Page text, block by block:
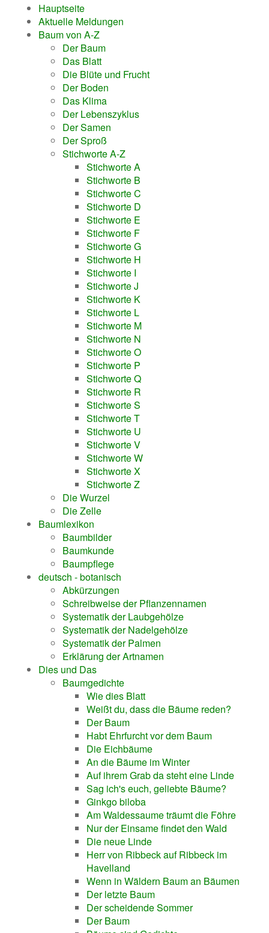
Hauptseite
Aktuelle Meldungen
Baum von A-Z
Der Baum
Das Blatt
Die Blüte und Frucht
Der Boden
Das Klima
Der Lebenszyklus
Der Samen
Der Sproß
Stichworte A-Z
Stichworte A
Stichworte B
Stichworte C
Stichworte D
Stichworte E
Stichworte F
Stichworte G
Stichworte H
Stichworte I
Stichworte J
Stichworte K
Stichworte L
Stichworte M
Stichworte N
Stichworte O
Stichworte P
Stichworte Q
Stichworte R
Stichworte S
Stichworte T
Stichworte U
Stichworte V
Stichworte W
Stichworte X
Stichworte Z
Die Wurzel
Die Zelle
Baumlexikon
Baumbilder
Baumkunde
Baumpflege
deutsch - botanisch
Abkürzungen
Schreibweise der Pflanzennamen
Systematik der Laubgehölze
Systematik der Nadelgehölze
Systematik der Palmen
Erklärung der Artnamen
Dies und Das
Baumgedichte
Wie dies Blatt
Weißt du, dass die Bäume reden?
Der Baum
Habt Ehrfurcht vor dem Baum
Die Eichbäume
An die Bäume im Winter
Auf ihrem Grab da steht eine Linde
Sag ich's euch, geliebte Bäume?
Ginkgo biloba
Am Waldessaume träumt die Föhre
Nur der Einsame findet den Wald
Die neue Linde
Herr von Ribbeck auf Ribbeck im
Havelland
Wenn in Wäldern Baum an Bäumen
Der letzte Baum
Der scheidende Sommer
Der Baum